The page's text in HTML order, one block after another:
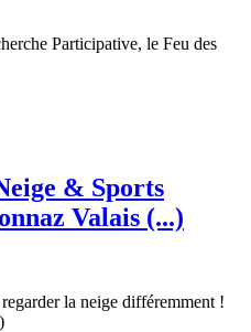
Participative, le Feu des
& Sports
Valais (...)
la neige différemment !